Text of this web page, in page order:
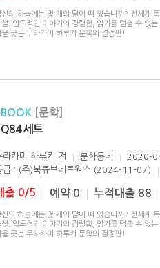
신의 하늘에는 몇 개의 달이 떠 있습니까? 전세계
설. 압도적인 이야기의 강렬함, 읽기를 멈출 수 없
을 긋는 무라카미 하루키 문학의 결정판!
[문학]
세트
라카미 하루키 저 문학동네
2020-
급 : (주)북큐브네트웍스 (2024-11-07)
출 0/5 예약 0 누적대출 88
신의 하늘에는 몇 개의 달이 떠 있습니까? 전세계
설. 압도적인 이야기의 강렬함, 읽기를 멈출 수 없
을 긋는 무라카미 하루키 문학의 결정판!